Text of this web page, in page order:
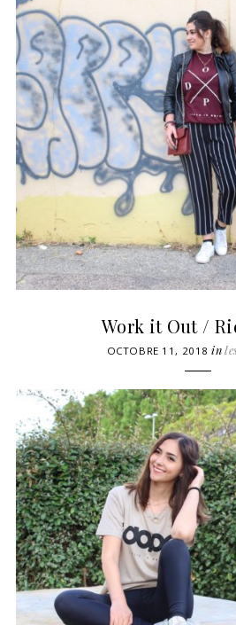
Work it Out /
OCTOBRE 11, 2018 in